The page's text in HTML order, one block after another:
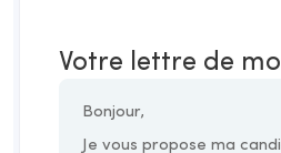
Votre lettre de